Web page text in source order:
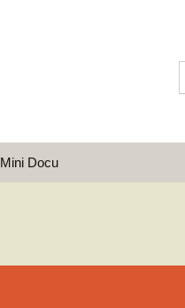
Mini Docu